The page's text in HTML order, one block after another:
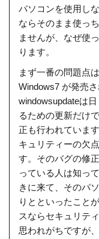
パソコンを使用し
ならそのまま使っ
ませんが、なぜ使
ります。
まず一番の問題点
Windows7 が発売
windowsupdateは
るための更新だけ
正も行われていま
キュリティーの欠
す。そのバグの修
っている人は知っ
きに来て、そのパ
りとといったこと
スならセキュリテ
思われがちですが